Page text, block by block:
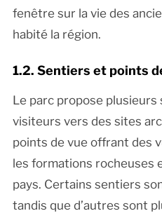
fenêtre sur la vie des
habité la région.
1.2. Sentiers et points
Le parc propose
visiteurs vers des sites
points de vue offrant des
les formations rocheuses
pays. Certains sentiers
tandis que d’autres sont